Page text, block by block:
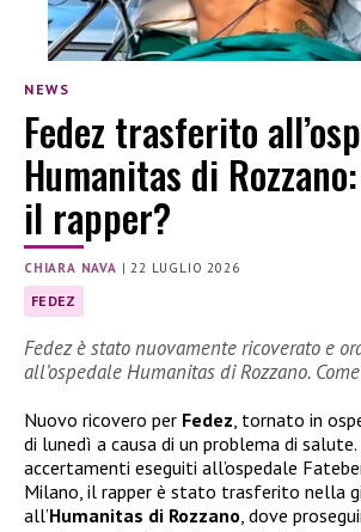
NEWS
Fedez trasferito
Humanitas di
il rapper?
CHIARA NAVA | 22 LUGLIO 2026
FEDEZ
Fedez è stato nuovamente ricoverato e
all’ospedale Humanitas di Rozzano.
Nuovo ricovero per Fedez, tornato in
di lunedì a causa di un problema di
accertamenti eseguiti all’ospedale
Milano, il rapper è stato trasferito nella
all’Humanitas di Rozzano, dove